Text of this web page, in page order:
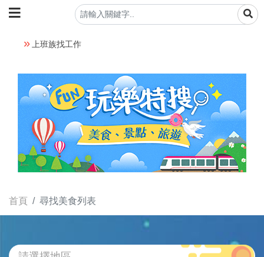
上班族找工作
首頁 尋找美食列表